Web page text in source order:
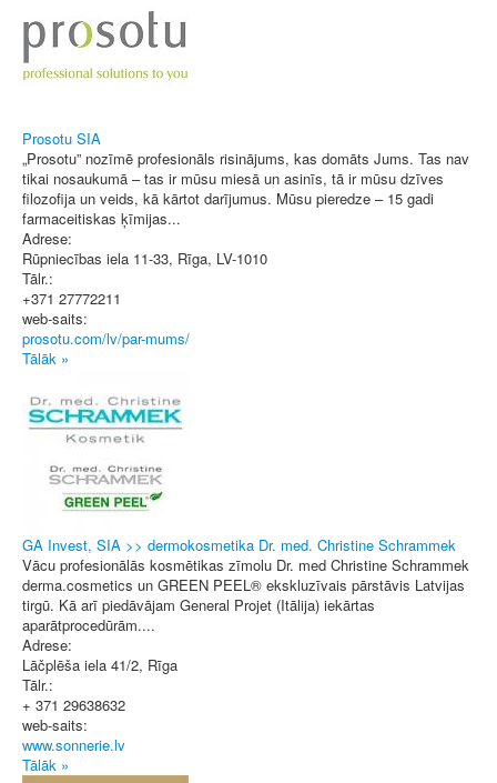
Prosotu SIA
„Prosotu” nozīmē profesionāls risinājums, kas domāts Jums. Tas nav
tikai nosaukumā – tas ir mūsu miesā un asinīs, tā ir mūsu dzīves
filozofija un veids, kā kārtot darījumus. Mūsu pieredze – 15 gadi
farmaceitiskas ķīmijas...
Adrese:
Rūpniecības iela 11-33, Rīga, LV-1010
Tālr.:
+371 27772211
web-saits:
prosotu.com/lv/par-mums/
Tālāk »
GA Invest, SIA >> dermokosmetika Dr. med. Christine Schrammek
Vācu profesionālās kosmētikas zīmolu Dr. med Christine Schrammek
derma.cosmetics un GREEN PEEL® ekskluzīvais pārstāvis Latvijas
tirgū. Kā arī piedāvājam General Projet (Itālija) iekārtas
aparātprocedūrām....
Adrese:
Lāčplēša iela 41/2, Rīga
Tālr.:
+ 371 29638632
web-saits:
www.sonnerie.lv
Tālāk »